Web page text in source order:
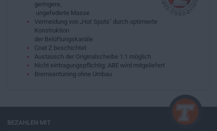
geringere,
ungefederte Masse
Vermeidung von „Hot Spots" durch optimierte
Konstruktion
der Belüftungskanäle
Coat Z beschichtet
Austausch der Originalscheibe 1:1 möglich
Nicht eintragungspflichtig; ABE wird mitgeliefert
Bremsentuning ohne Umbau
BEZAHLEN MIT